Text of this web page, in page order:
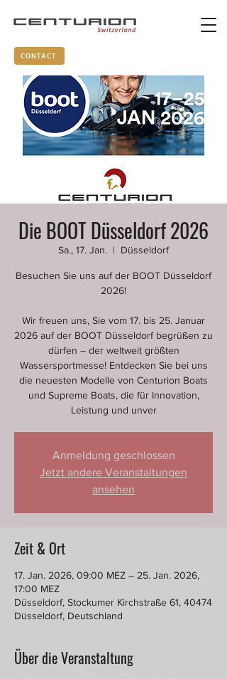
CONTACT
Die BOOT Düsseldorf 2026
Sa., 17. Jan.
  |
Düsseldorf
Besuchen Sie uns auf der BOOT Düsseldorf
2026!
Wir freuen uns, Sie vom 17. bis 25. Januar
2026 auf der BOOT Düsseldorf begrüßen zu
dürfen – der weltweit größten
Wassersportmesse! Entdecken Sie bei uns
die neuesten Modelle von Centurion Boats
und Supreme Boats, die für Innovation,
Leistung und unver
Anmeldung geschlossen
Jetzt andere Veranstaltungen
ansehen
Zeit & Ort
17. Jan. 2026, 09:00 MEZ – 25. Jan. 2026,
17:00 MEZ
Düsseldorf, Stockumer Kirchstraße 61, 40474
Düsseldorf, Deutschland
Über die Veranstaltung